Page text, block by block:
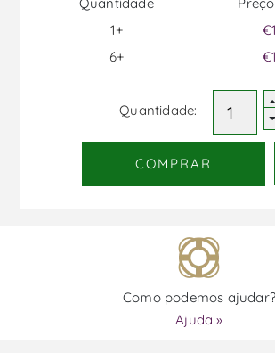
1+
6+
Quantidade:
COMPRAR
Como podemos ajudar?
Ajuda »